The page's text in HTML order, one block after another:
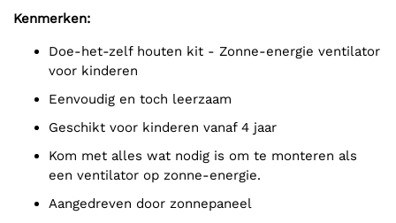
Kenmerken:
Doe-het-zelf houten kit - Zonne-energie ventilator
voor kinderen
Eenvoudig en toch leerzaam
Geschikt voor kinderen vanaf 4 jaar
Kom met alles wat nodig is om te monteren als
een ventilator op zonne-energie.
Aangedreven door zonnepaneel